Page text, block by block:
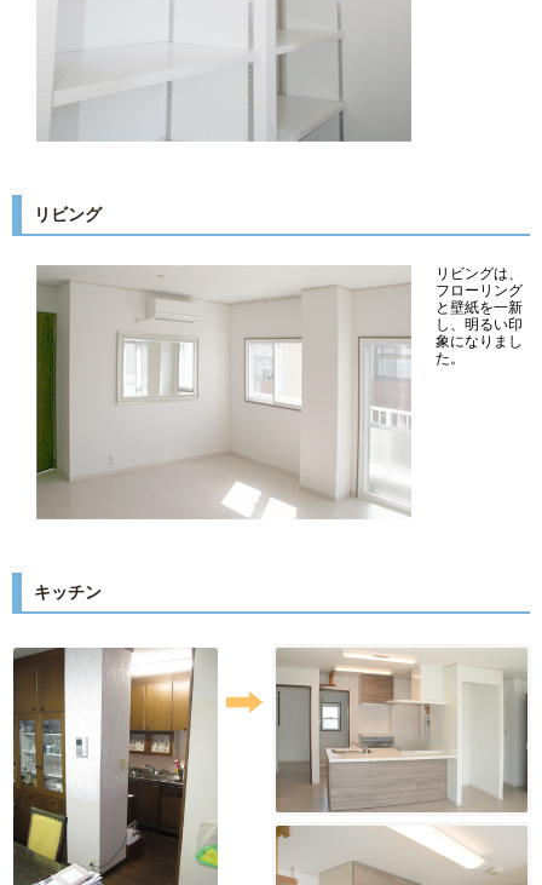
リビング
リビングは、
フローリング
と壁紙を一新
し、明るい印
象になりまし
た。
キッチン